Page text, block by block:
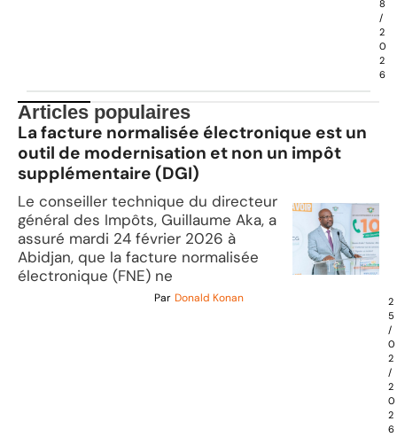
8
/
2
0
2
6
Articles populaires
La facture normalisée électronique est un
outil de modernisation et non un impôt
supplémentaire (DGI)
Le conseiller technique du directeur
général des Impôts, Guillaume Aka, a
assuré mardi 24 février 2026 à
Abidjan, que la facture normalisée
électronique (FNE) ne
Par Donald Konan
2
5
/
0
2
/
2
0
2
6